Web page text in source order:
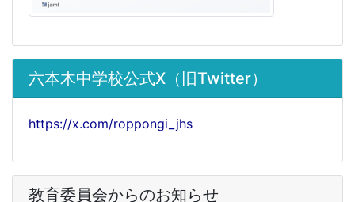
六本木中学校公式X（旧Twitter）
https://x.com/roppongi_jhs
教育委員会からのお知らせ